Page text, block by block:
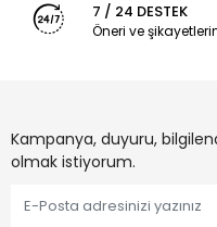
7 / 24 DESTEK
Öneri ve
Kampanya, duyuru,
olmak istiyorum.